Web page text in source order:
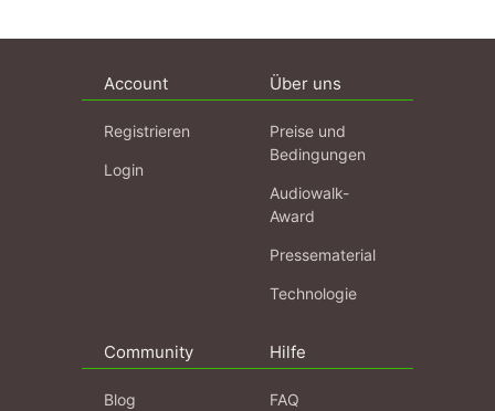
Account
Registrieren
Login
Über uns
Preise und
Bedingungen
Audiowalk-
Award
Pressematerial
Technologie
Community
Blog
Hilfe
FAQ